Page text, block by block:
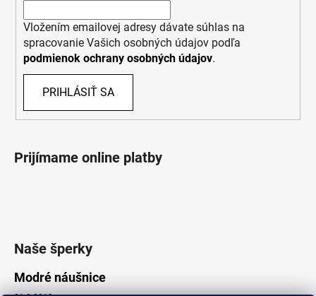
Vložením emailovej adresy dávate súhlas na
spracovanie Vašich osobných údajov podľa
podmienok ochrany osobných údajov.
PRIHLÁSIŤ SA
Prijímame online platby
Naše šperky
Modré náušnice